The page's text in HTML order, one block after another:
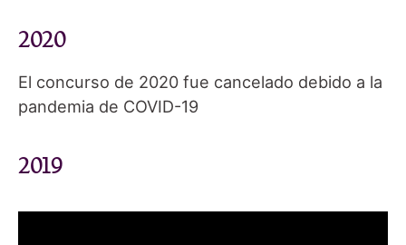
2020
El concurso de 2020 fue cancelado debido a la
pandemia de COVID-19
2019